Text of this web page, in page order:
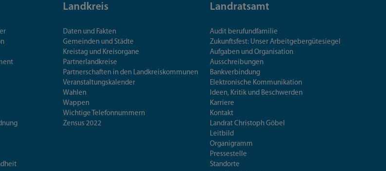
Landkreis
Daten und Fakten
Gemeinden und Städte
Kreistag und Kreisorgane
Partnerlandkreise
Partnerschaften in den Landkreiskommunen
Veranstaltungskalender
Wahlen
Wappen
Wichtige Telefonnummern
Zensus 2022
Landratsamt
Audit berufundfamilie
Zukunftsfest: Unser Arbeitgebergütesiegel
Aufgaben und Organisation
Ausschreibungen
Bankverbindung
Elektronische Kommunikation
Ideen, Kritik und Beschwerden
Karriere
Kontakt
Landrat Christoph Göbel
Leitbild
Organigramm
Pressestelle
Standorte